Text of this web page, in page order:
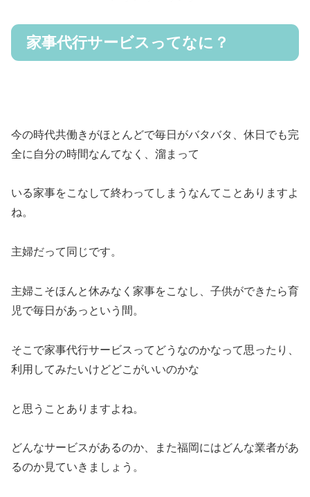
家事代行サービスってなに？
今の時代共働きがほとんどで毎日がバタバタ、休日でも完
全に自分の時間なんてなく、溜まって
いる家事をこなして終わってしまうなんてことありますよ
ね。
主婦だって同じです。
主婦こそほんと休みなく家事をこなし、子供ができたら育
児で毎日があっという間。
そこで家事代行サービスってどうなのかなって思ったり、
利用してみたいけどどこがいいのかな
と思うことありますよね。
どんなサービスがあるのか、また福岡にはどんな業者があ
るのか見ていきましょう。